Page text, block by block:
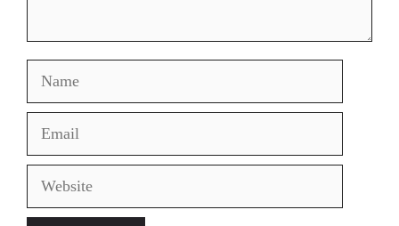
Name
Email
Website